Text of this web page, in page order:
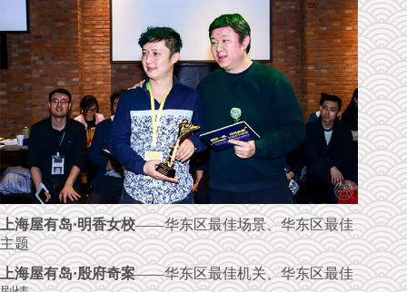
上海屋有岛·明香女校——华东区最佳场景、华东区最佳
主题
上海屋有岛·殷府奇案——华东区最佳机关、华东区最佳